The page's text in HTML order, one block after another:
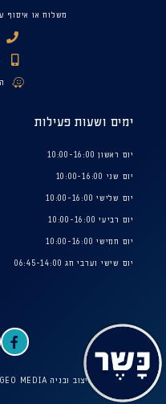
משלוח או איסוף
ימים ושעות פעילות
יום ראשון 10:00-16:00
יום שני 10:00-16:00
יום שלישי 10:00-16:00
יום רביעי 10:00-16:00
יום חמישי 10:00-16:00
יום שישי וערבי חג 06:45-14:00
עיצוב ובניה GEO MEDIA